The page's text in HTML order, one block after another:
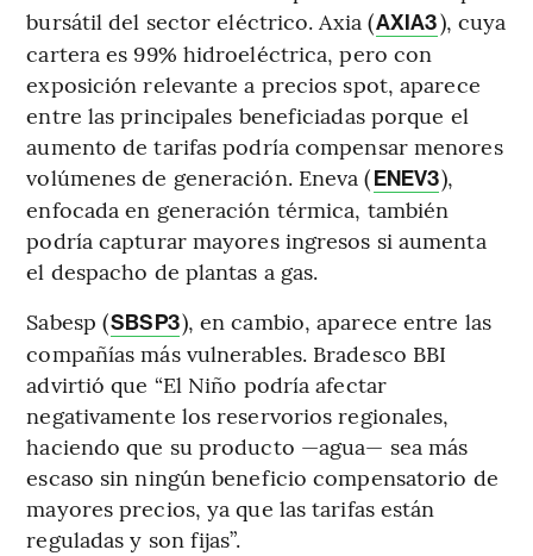
bursátil del sector eléctrico. Axia (AXIA3), cuya
cartera es 99% hidroeléctrica, pero con
exposición relevante a precios spot, aparece
entre las principales beneficiadas porque el
aumento de tarifas podría compensar menores
volúmenes de generación. Eneva (ENEV3),
enfocada en generación térmica, también
podría capturar mayores ingresos si aumenta
el despacho de plantas a gas.
Sabesp (SBSP3), en cambio, aparece entre las
compañías más vulnerables. Bradesco BBI
advirtió que “El Niño podría afectar
negativamente los reservorios regionales,
haciendo que su producto —agua— sea más
escaso sin ningún beneficio compensatorio de
mayores precios, ya que las tarifas están
reguladas y son fijas”.